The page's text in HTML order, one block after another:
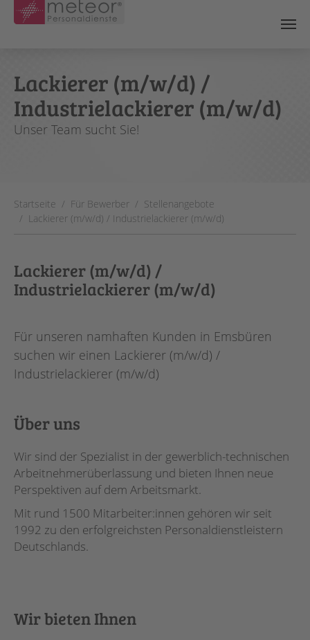
Lackierer (m/w/d) /
Industrielackierer (m/w/d)
Unser Team sucht Sie!
Startseite Für Bewerber
Stellenangebote
Lackierer (m/w/d) / Industrielackierer (m/w/d)
Lackierer (m/w/d) /
Industrielackierer (m/w/d)
Für unseren namhaften Kunden in Emsbüren
suchen wir einen Lackierer (m/w/d) /
Industrielackierer (m/w/d)
Über uns
Wir sind der Spezialist in der gewerblich-technischen
Arbeitnehmerüberlassung und bieten Ihnen neue
Perspektiven auf dem Arbeitsmarkt.
Mit rund 1500 Mitarbeiter:innen gehören wir seit
1992 zu den erfolgreichsten Personaldienstleistern
Deutschlands.
Wir bieten Ihnen